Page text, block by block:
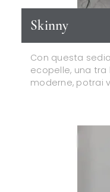
Skinny
Con questa
ecopelle, una
moderne, potrai